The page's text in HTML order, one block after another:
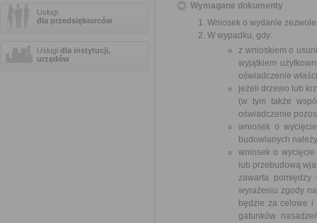
Usługi
dla przedsiębiorców
Usługi dla instytucji,
urzędów
Wymagane dokumenty
Wniosek o wydanie
W wypadku, gdy:
z wnioskiem o
wyjątkiem
oświadczenie
jeżeli drzewo lub
(w tym także
oświadczenie
wniosek o
budowlanych
wniosek o
lub przebudową
zawarta pomiędzy
wyrażeniu zgody
będzie za celowe i
gatunków